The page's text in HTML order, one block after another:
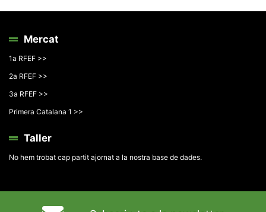
Mercat
1a RFEF >>
2a RFEF >>
3a RFEF >>
Primera Catalana 1 >>
Taller
No hem trobat cap partit ajornat a la nostra base de dades.